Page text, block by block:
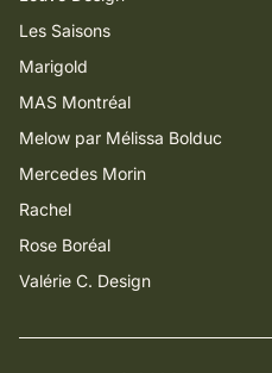
Les Saisons
Marigold
MAS Montréal
Melow par Mélissa Bolduc
Mercedes Morin
Rachel
Rose Boréal
Valérie C. Design